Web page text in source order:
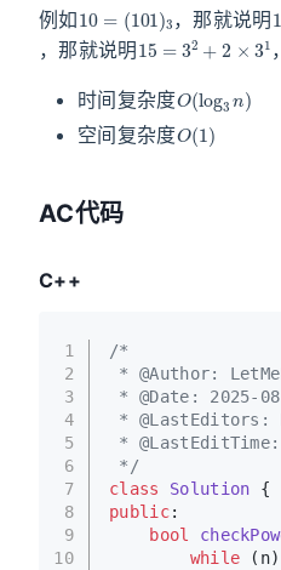
例如 ，那就说明
，那就说明
15=3 2+2×31
时间复杂度
空间复杂度
( )
AC代码
C++
1
2
3
4
5
6
7
8
9
10
/*
* @Author:
* @Date: 2025-
* @LastEditors:
*
*/
class
Solution {
public:
bool
while